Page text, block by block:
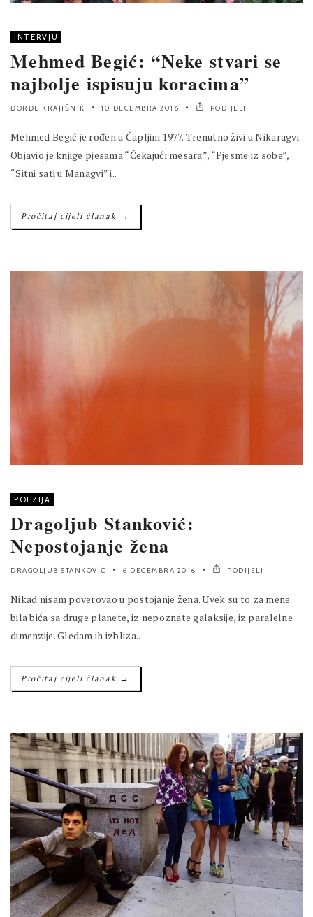
INTERVJU
Mehmed Begić: “Neke stvari se
najbolje ispisuju koracima”
ĐORĐE KRAJIŠNIK 10 DECEMBRA 2016 PODIJELI
Mehmed Begić je rođen u Čapljini 1977. Trenutno živi u Nikaragvi.
Objavio je knjige pjesama “Čekajući mesara”, “Pjesme iz sobe”,
“Sitni sati u Managvi” i..
Pročitaj cijeli članak →
POEZIJA
Dragoljub Stanković:
Nepostojanje žena
DRAGOLJUB STANKOVIĆ 6 DECEMBRA 2016 PODIJELI
Nikad nisam poverovao u postojanje žena. Uvek su to za mene
bila bića sa druge planete, iz nepoznate galaksije, iz paralelne
dimenzije. Gledam ih izbliza..
Pročitaj cijeli članak →